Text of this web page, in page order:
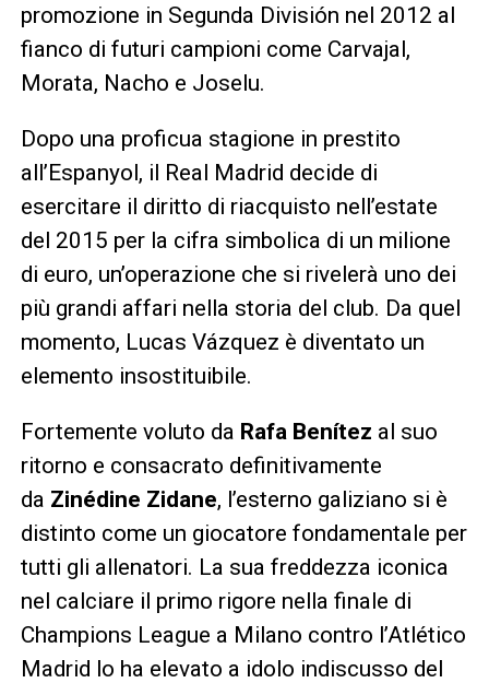
promozione in Segunda División nel 2012 al
fianco di futuri campioni come Carvajal,
Morata, Nacho e Joselu.
Dopo una proficua stagione in prestito
all’Espanyol, il Real Madrid decide di
esercitare il diritto di riacquisto nell’estate
del 2015 per la cifra simbolica di un milione
di euro, un’operazione che si rivelerà uno dei
più grandi affari nella storia del club. Da quel
momento, Lucas Vázquez è diventato un
elemento insostituibile.
Fortemente voluto da Rafa Benítez al suo
ritorno e consacrato definitivamente
da Zinédine Zidane, l’esterno galiziano si è
distinto come un giocatore fondamentale per
tutti gli allenatori. La sua freddezza iconica
nel calciare il primo rigore nella finale di
Champions League a Milano contro l’Atlético
Madrid lo ha elevato a idolo indiscusso del